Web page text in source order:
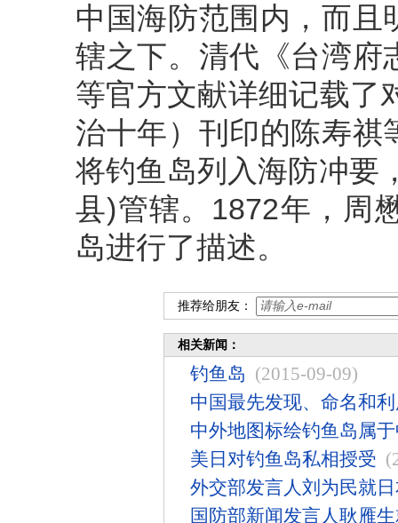
中国海防范围内，而且
辖之下。清代《台湾府
等官方文献详细记载了
治十年）刊印的陈寿祺
将钓鱼岛列入海防冲要
县)管辖。1872年，周
岛进行了描述。
推荐给朋友：
相关新闻：
钓鱼岛 (2015-09-09)
中国最先发现、命名和
中外地图标绘钓鱼岛属
美日对钓鱼岛私相授受
外交部发言人刘为民就
国防部新闻发言人耿雁